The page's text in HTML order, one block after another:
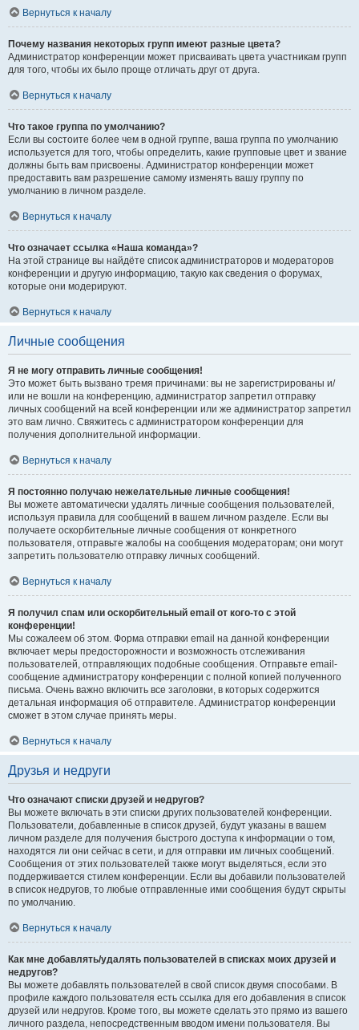
Вернуться к началу
Почему названия некоторых групп имеют разные цвета?
Администратор конференции может присваивать цвета участникам групп
для того, чтобы их было проще отличать друг от друга.
Вернуться к началу
Что такое группа по умолчанию?
Если вы состоите более чем в одной группе, ваша группа по умолчанию
используется для того, чтобы определить, какие групповые цвет и звание
должны быть вам присвоены. Администратор конференции может
предоставить вам разрешение самому изменять вашу группу по
умолчанию в личном разделе.
Вернуться к началу
Что означает ссылка «Наша команда»?
На этой странице вы найдёте список администраторов и модераторов
конференции и другую информацию, такую как сведения о форумах,
которые они модерируют.
Вернуться к началу
Личные сообщения
Я не могу отправить личные сообщения!
Это может быть вызвано тремя причинами: вы не зарегистрированы и/
или не вошли на конференцию, администратор запретил отправку
личных сообщений на всей конференции или же администратор запретил
это вам лично. Свяжитесь с администратором конференции для
получения дополнительной информации.
Вернуться к началу
Я постоянно получаю нежелательные личные сообщения!
Вы можете автоматически удалять личные сообщения пользователей,
используя правила для сообщений в вашем личном разделе. Если вы
получаете оскорбительные личные сообщения от конкретного
пользователя, отправьте жалобы на сообщения модераторам; они могут
запретить пользователю отправку личных сообщений.
Вернуться к началу
Я получил спам или оскорбительный email от кого-то с этой
конференции!
Мы сожалеем об этом. Форма отправки email на данной конференции
включает меры предосторожности и возможность отслеживания
пользователей, отправляющих подобные сообщения. Отправьте email-
сообщение администратору конференции с полной копией полученного
письма. Очень важно включить все заголовки, в которых содержится
детальная информация об отправителе. Администратор конференции
сможет в этом случае принять меры.
Вернуться к началу
Друзья и недруги
Что означают списки друзей и недругов?
Вы можете включать в эти списки других пользователей конференции.
Пользователи, добавленные в список друзей, будут указаны в вашем
личном разделе для получения быстрого доступа к информации о том,
находятся ли они сейчас в сети, и для отправки им личных сообщений.
Сообщения от этих пользователей также могут выделяться, если это
поддерживается стилем конференции. Если вы добавили пользователей
в список недругов, то любые отправленные ими сообщения будут скрыты
по умолчанию.
Вернуться к началу
Как мне добавлять/удалять пользователей в списках моих друзей и
недругов?
Вы можете добавлять пользователей в свой список двумя способами. В
профиле каждого пользователя есть ссылка для его добавления в список
друзей или недругов. Кроме того, вы можете сделать это прямо из вашего
личного раздела, непосредственным вводом имени пользователя. Вы